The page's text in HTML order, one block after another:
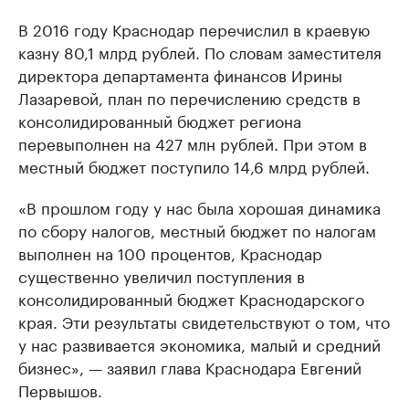
В 2016 году Краснодар перечислил в краевую
казну 80,1 млрд рублей. По словам заместителя
директора департамента финансов Ирины
Лазаревой, план по перечислению средств в
консолидированный бюджет региона
перевыполнен на 427 млн рублей. При этом в
местный бюджет поступило 14,6 млрд рублей.
«В прошлом году у нас была хорошая динамика
по сбору налогов, местный бюджет по налогам
выполнен на 100 процентов, Краснодар
существенно увеличил поступления в
консолидированный бюджет Краснодарского
края. Эти результаты свидетельствуют о том, что
у нас развивается экономика, малый и средний
бизнес», — заявил глава Краснодара Евгений
Первышов.